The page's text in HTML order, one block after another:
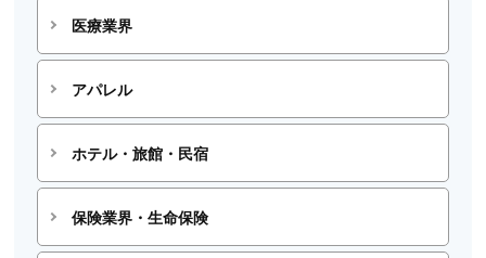
医療業界
アパレル
ホテル・旅館・民宿
保険業界・生命保険